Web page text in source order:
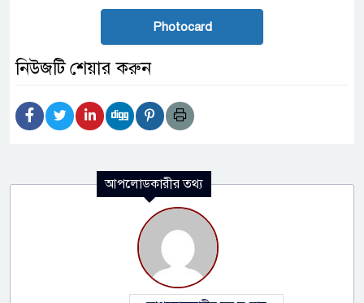
Photocard
নিউজটি শেয়ার করুন
আপলোডকারীর তথ্য